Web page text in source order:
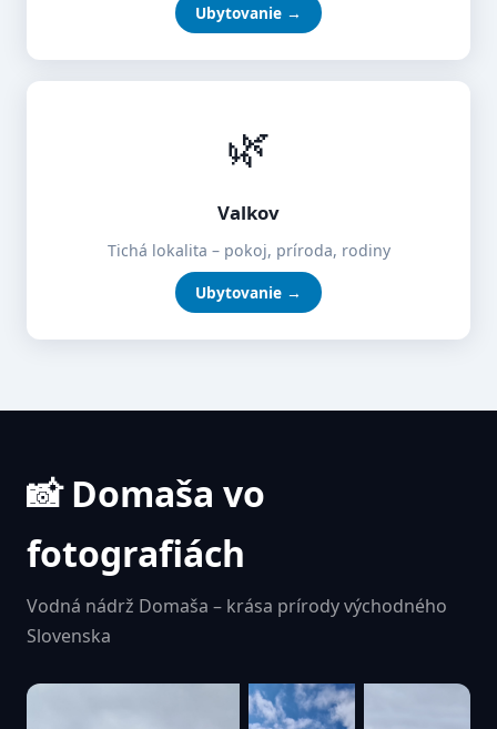
Ubytovanie →
🌿
Valkov
Tichá lokalita – pokoj, príroda, rodiny
Ubytovanie →
📸 Domaša vo
fotografiách
Vodná nádrž Domaša – krása prírody východného
Slovenska